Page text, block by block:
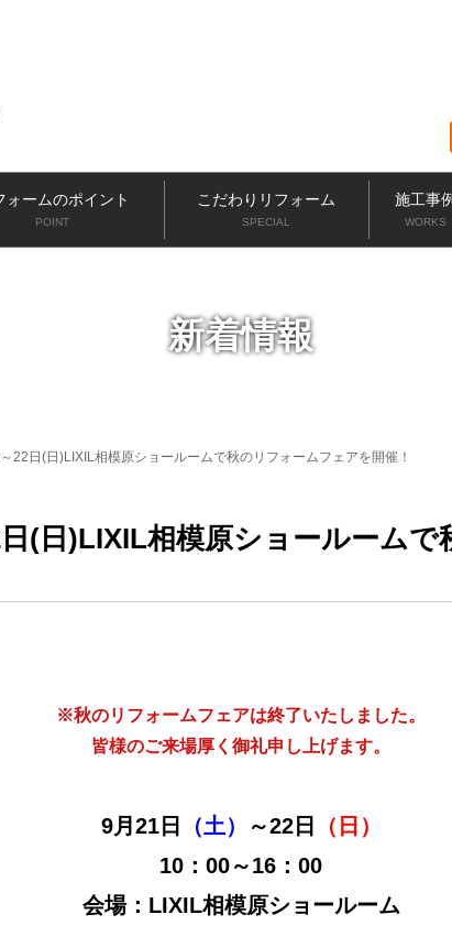
ォームのポイント
POINT
こだわりリフォーム
SPECIAL
施工事例
WORKS
新着情報
22日(日)LIXIL相模原ショールームで秋のリフォームフェアを開催！
(日)LIXIL相模原ショールームで
※秋のリフォームフェアは終了いたしました。
皆様のご来場厚く御礼申し上げます。
9月21日 （土） ～22日
（日）
10：00～16：00
会場：LIXIL相模原ショールーム